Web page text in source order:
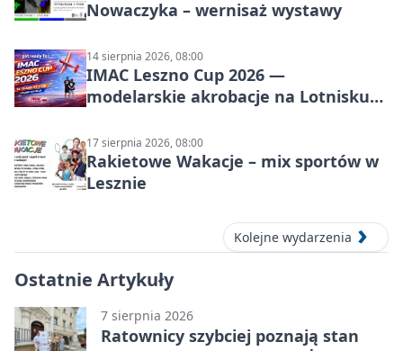
Nowaczyka – wernisaż wystawy
14 sierpnia 2026, 08:00
IMAC Leszno Cup 2026 —
modelarskie akrobacje na Lotnisku
17 sierpnia 2026, 08:00
Rakietowe Wakacje – mix sportów w
Lesznie
Kolejne wydarzenia
Ostatnie Artykuły
7 sierpnia 2026
Ratownicy szybciej poznają stan